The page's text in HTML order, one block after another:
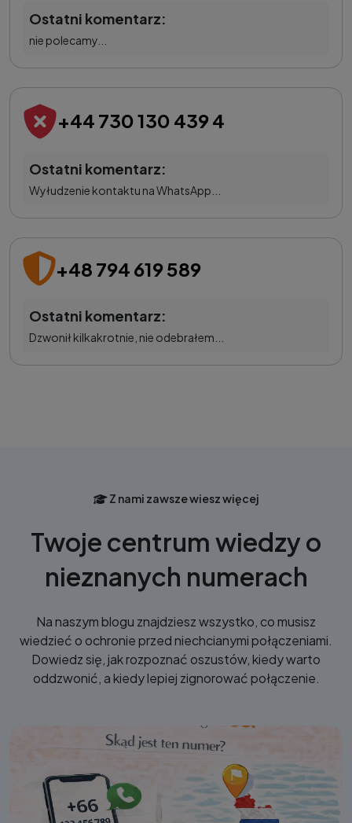
Ostatni komentarz:
nie polecamy...
+44 730 130 439 4
Ostatni komentarz:
Wyłudzenie kontaktu na WhatsApp...
+48 794 619 589
Ostatni komentarz:
Dzwonił kilkakrotnie, nie odebrałem...
Z nami zawsze wiesz więcej
Twoje centrum wiedzy o
nieznanych numerach
Na naszym blogu znajdziesz wszystko, co musisz
wiedzieć o ochronie przed niechcianymi połączeniami.
Dowiedz się, jak rozpoznać oszustów, kiedy warto
oddzwonić, a kiedy lepiej zignorować połączenie.